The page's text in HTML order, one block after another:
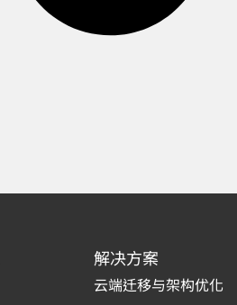
解决方案
云端迁移与架构优化